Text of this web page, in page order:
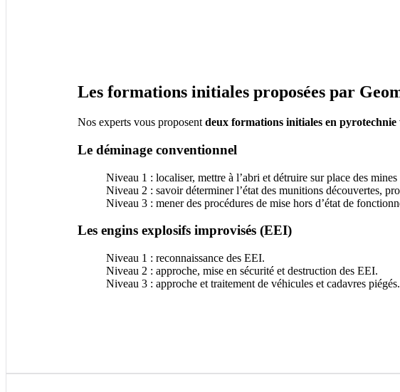
Les formations initiales proposées par
Nos experts vous proposent deux formations initiales en pyrotechnie
Le déminage conventionnel
Niveau 1 : localiser, mettre à l’abri et détruire sur place des mines
Niveau 2 : savoir déterminer l’état des munitions découvertes,
Niveau 3 : mener des procédures de mise hors d’état de
Les engins explosifs improvisés (EEI)
Niveau 1 : reconnaissance des EEI.
Niveau 2 : approche, mise en sécurité et destruction des EEI.
Niveau 3 : approche et traitement de véhicules et cadavres piégés.